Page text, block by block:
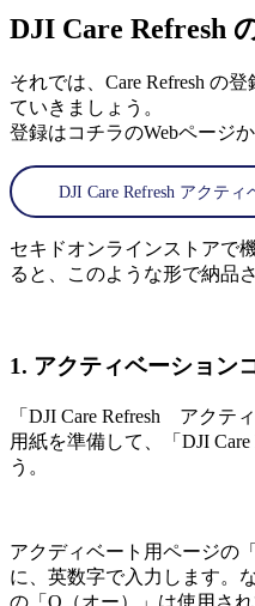
DJI Care Refresh
それでは、Care Refresh の
ていきましょう。
登録はコチラのWebページ
DJI Care Refresh アクティ
セキドオンラインストアで
ると、このような形で納品
1. アクティベーション
「DJI Care Refresh アクテ
用紙を準備して、「DJI
う。
アクディベート用ページの
に、英数字で入力します。
の「O（オー）」は使用さ